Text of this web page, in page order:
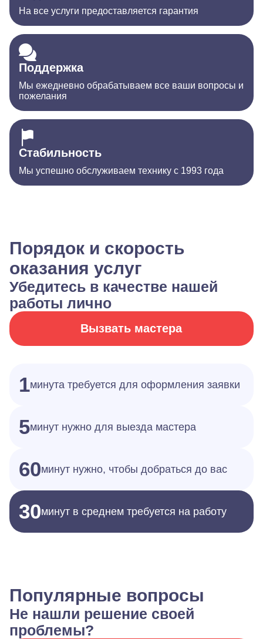
На все услуги предоставляется гарантия
Поддержка
Мы ежедневно обрабатываем все ваши вопросы и
пожелания
Стабильность
Мы успешно обслуживаем технику с 1993 года
Порядок и скорость
оказания услуг
Убедитесь в качестве нашей
работы лично
Вызвать мастера
1минута требуется для оформления заявки
5минут нужно для выезда мастера
60минут нужно, чтобы добраться до вас
30минут в среднем требуется на работу
Популярные вопросы
Не нашли решение своей
проблемы?